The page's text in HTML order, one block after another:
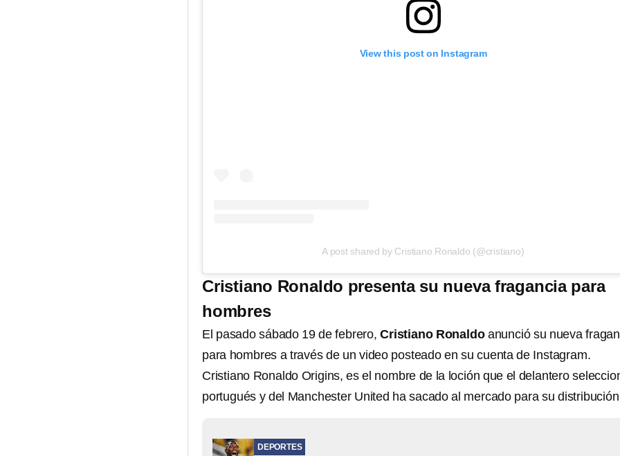
View this post on Instagram
A post shared by Cristiano Ronaldo (@cristiano)
Cristiano Ronaldo presenta su nueva fragancia para
hombres
El pasado sábado 19 de febrero, Cristiano Ronaldo anunció su nueva
para hombres a través de un video posteado en su cuenta de Instagram.
Cristiano Ronaldo Origins, es el nombre de la loción que el delantero
portugués y del Manchester United ha sacado al mercado para su
DEPORTES